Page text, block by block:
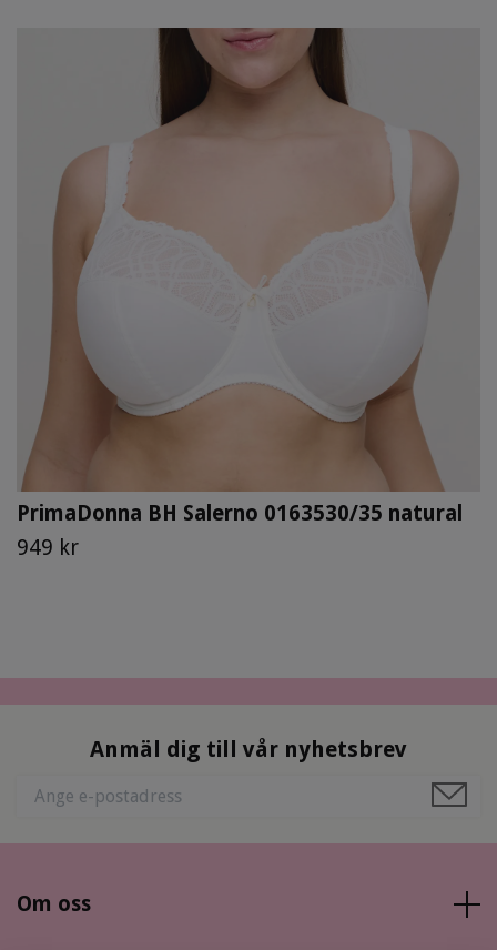
PrimaDonna BH Salerno 0163530/35 natural
949 kr
Anmäl dig till vår nyhetsbrev
Om oss